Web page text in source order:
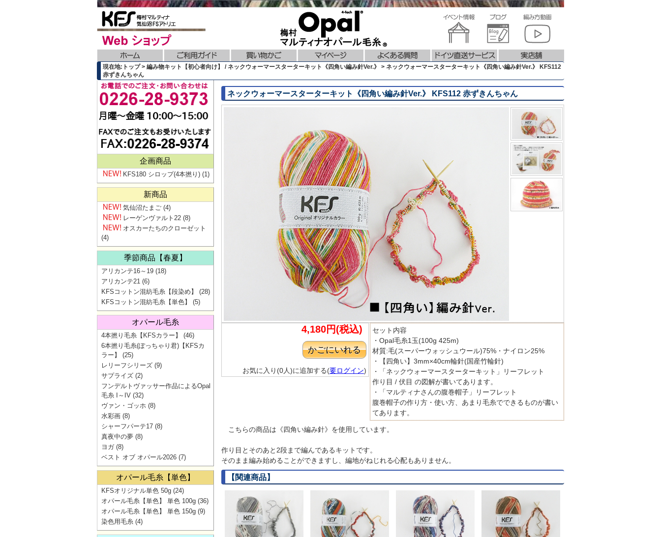
現在地:トップ > 編み物キット【初心者向け】 / ネックウォーマースターターキット《四角い編み針Ver.》 > ネックウォーマースターターキット《四角い編み針Ver.》 KFS112
赤ずきんちゃん
ネックウォーマースターターキット《四角い編み針Ver.》 KFS112 赤ずきんちゃん
4,180円(税込)
お気に入り(0人)に追加する(要ログイン)
セット内容
・Opal毛糸1玉(100g 425m)
材質:毛(スーパーウォッシュウール)75%・ナイロン25%
・【四角い】3mm×40cm輪針(国産竹輪針)
・「ネックウォーマースターターキット」リーフレット
作り目 / 伏目 の図解が書いてあります。
・「マルティナさんの腹巻帽子」リーフレット
腹巻帽子の作り方・使い方、あまり毛糸でできるものが書い
てあります。
こちらの商品は《四角い編み針》を使用しています。
作り目とそのあと2段まで編んであるキットです。
そのまま編み始めることができますし、編地がねじれる心配もありません。
【関連商品】
企画商品
KFS180 シロップ(4本撚り) (1)
新商品
気仙沼たまご (4)
レーゲンヴァルト22 (8)
オスカーたちのクローゼット
(4)
季節商品【春夏】
アリカンテ16～19 (18)
アリカンテ21 (6)
KFSコットン混紡毛糸【段染め】
(28)
KFSコットン混紡毛糸【単色】
(5)
オパール毛糸
4本撚り毛糸【KFSカラー】
(46)
6本撚り毛糸(ぽっちゃり君)【KFSカ
ラー】
(25)
レリーフシリーズ (9)
サプライズ (2)
フンデルトヴァッサー作品によるOpal
毛糸 I～IV (32)
ヴァン・ゴッホ (8)
水彩画 (8)
シャーフパーテ17 (8)
真夜中の夢 (8)
ヨガ(8)
ベスト オブ オパール2026 (7)
オパール毛糸【単色】
KFSオリジナル単色 50g (24)
オパール毛糸【単色】 単色 100g (36)
オパール毛糸【単色】 単色 150g (9)
染色用毛糸 (4)